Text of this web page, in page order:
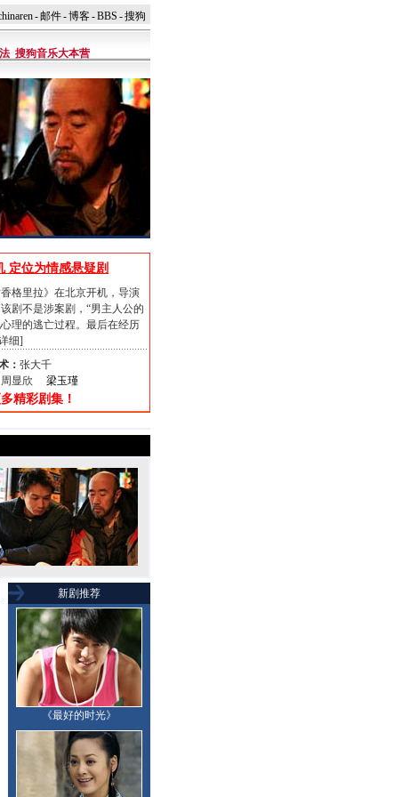
-邮件-博客-BBS -搜狗
搜狗音乐大本营
定位为情感悬疑剧
格里拉》在北京开机，导演
剧不是涉案剧，“男主人公的
理的逃亡过程。最后在经历
细]
： 张大千
显欣 梁玉瑾
精彩剧集！
新剧推荐
《最好的时光》